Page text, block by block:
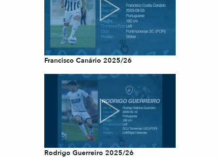
Francisco Canário 2025/26
Rodrigo Guerreiro 2025/26